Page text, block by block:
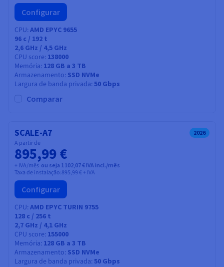
Configurar
CPU AMD EPYC 9655
96 c / 192 t
2,6 GHz / 4,5 GHz
CPU score 138000
Memória 128 GB a 3 TB
Armazenamento SSD NVMe
Largura de banda privada 50 Gbps
Comparar
SCALE-A7 2026
A partir de
895,99 €
+ IVA/mês ou seja 1 102,07 € IVA incl./mês
Taxa de instalação:895,99 € + IVA
Configurar
CPU AMD EPYC TURIN 9755
128 c / 256 t
2,7 GHz / 4,1 GHz
CPU score 155000
Memória 128 GB a 3 TB
Armazenamento SSD NVMe
Largura de banda privada 50 Gbps